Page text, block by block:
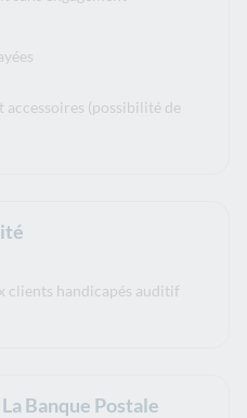
accessoires (possibilité de
clients handicapés auditif
Banque Postale